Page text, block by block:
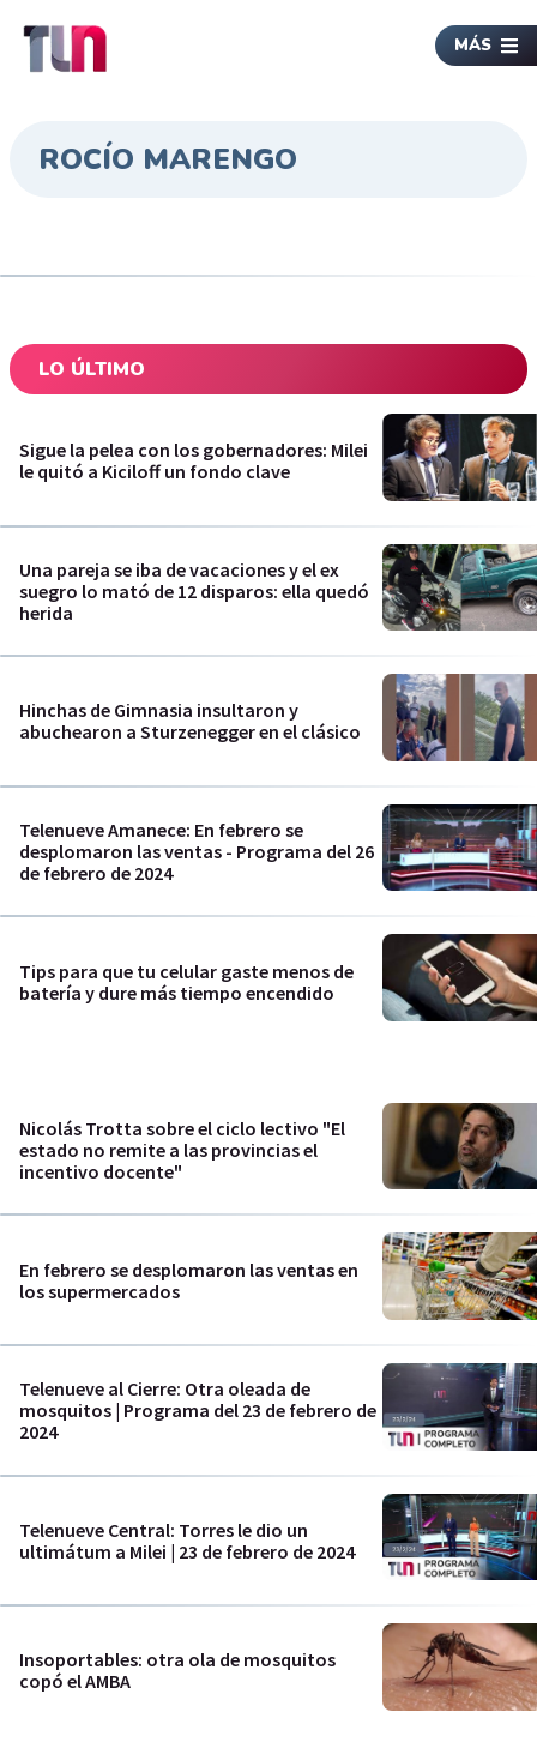
MÁS
ROCÍO MARENGO
LO ÚLTIMO
Sigue la pelea con los gobernadores: Milei
le quitó a Kiciloff un fondo clave
Una pareja se iba de vacaciones y el ex
suegro lo mató de 12 disparos: ella quedó
herida
Hinchas de Gimnasia insultaron y
abuchearon a Sturzenegger en el clásico
Telenueve Amanece: En febrero se
desplomaron las ventas - Programa del 26
de febrero de 2024
Tips para que tu celular gaste menos de
batería y dure más tiempo encendido
Nicolás Trotta sobre el ciclo lectivo "El
estado no remite a las provincias el
incentivo docente"
En febrero se desplomaron las ventas en
los supermercados
Telenueve al Cierre: Otra oleada de
mosquitos | Programa del 23 de febrero de
2024
Telenueve Central: Torres le dio un
ultimátum a Milei | 23 de febrero de 2024
Insoportables: otra ola de mosquitos
copó el AMBA